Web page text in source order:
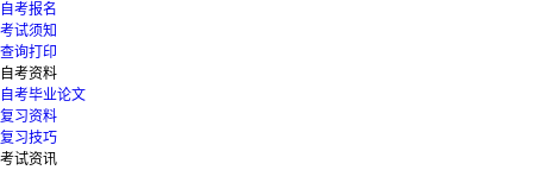
自考报名
考试须知
查询打印
自考资料
自考毕业论文
复习资料
复习技巧
考试资讯